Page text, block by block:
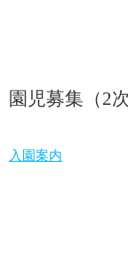
園児募集（2
入園案内